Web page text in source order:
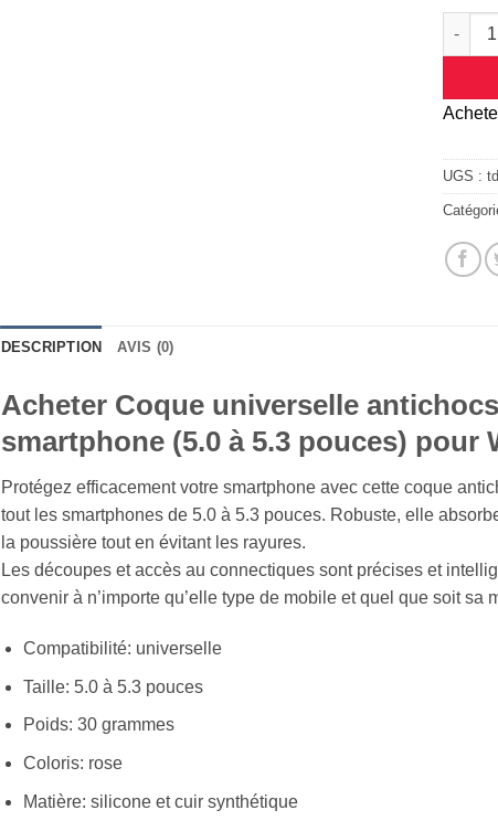
A
UGS :
DESCRIPTION AVIS (0)
Acheter Coque universelle
smartphone (5.0 à 5.3 pouces) pour
Protégez efficacement votre smartphone avec cette coque
tout les smartphones de 5.0 à 5.3 pouces. Robuste, elle
la poussière tout en évitant les rayures.
Les découpes et accès au connectiques sont précises et
convenir à n’importe qu’elle type de mobile et quel que soit sa
Compatibilité: universelle
Taille: 5.0 à 5.3 pouces
Poids: 30 grammes
Coloris: rose
Matière: silicone et cuir synthétique